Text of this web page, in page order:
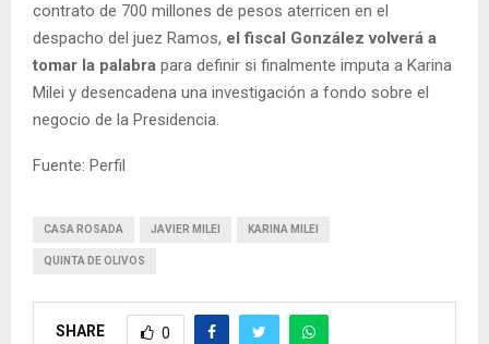
contrato de 700 millones de pesos aterricen en el
despacho del juez Ramos, el fiscal González volverá a
tomar la palabra para definir si finalmente imputa a Karina
Milei y desencadena una investigación a fondo sobre el
negocio de la Presidencia.
Fuente: Perfil
CASA ROSADA JAVIER MILEI KARINA MILEI
QUINTA DE OLIVOS
SHARE 0